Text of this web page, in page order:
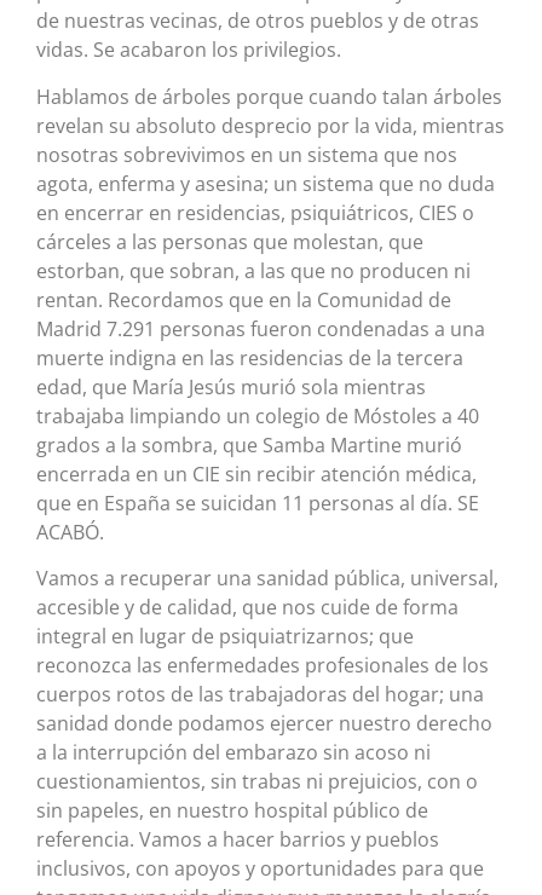
de nuestras vecinas, de otros pueblos y de otras
vidas. Se acabaron los privilegios.
Hablamos de árboles porque cuando talan árboles
revelan su absoluto desprecio por la vida, mientras
nosotras sobrevivimos en un sistema que nos
agota, enferma y asesina; un sistema que no duda
en encerrar en residencias, psiquiátricos, CIES o
cárceles a las personas que molestan, que
estorban, que sobran, a las que no producen ni
rentan. Recordamos que en la Comunidad de
Madrid 7.291 personas fueron condenadas a una
muerte indigna en las residencias de la tercera
edad, que María Jesús murió sola mientras
trabajaba limpiando un colegio de Móstoles a 40
grados a la sombra, que Samba Martine murió
encerrada en un CIE sin recibir atención médica,
que en España se suicidan 11 personas al día. SE
ACABÓ.
Vamos a recuperar una sanidad pública, universal,
accesible y de calidad, que nos cuide de forma
integral en lugar de psiquiatrizarnos; que
reconozca las enfermedades profesionales de los
cuerpos rotos de las trabajadoras del hogar; una
sanidad donde podamos ejercer nuestro derecho
a la interrupción del embarazo sin acoso ni
cuestionamientos, sin trabas ni prejuicios, con o
sin papeles, en nuestro hospital público de
referencia. Vamos a hacer barrios y pueblos
inclusivos, con apoyos y oportunidades para que